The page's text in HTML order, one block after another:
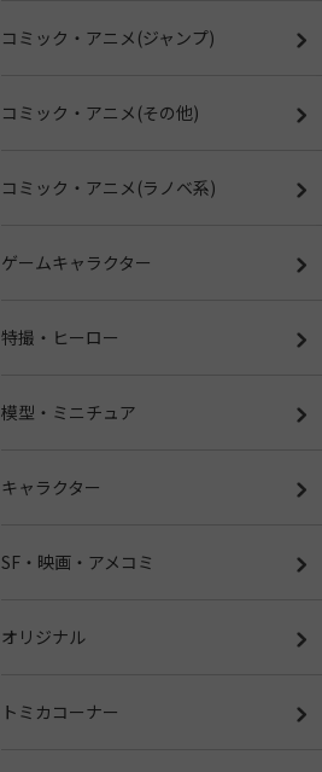
コミック・アニメ(ジャンプ)
コミック・アニメ(その他)
コミック・アニメ(ラノベ系)
ゲームキャラクター
特撮・ヒーロー
模型・ミニチュア
キャラクター
SF・映画・アメコミ
オリジナル
トミカコーナー